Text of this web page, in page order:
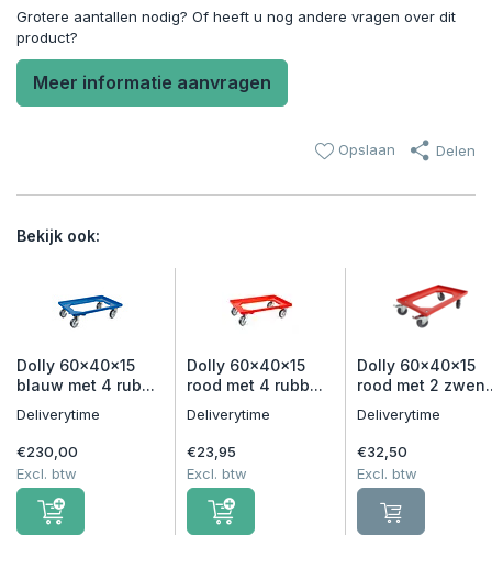
Grotere aantallen nodig? Of heeft u nog andere vragen over dit
product?
Meer informatie aanvragen
Opslaan Delen
Bekijk ook:
Dolly 60x40x15
blauw met 4 rub...
Deliverytime
€230,00
Excl. btw
Dolly 60x40x15
rood met 4 rubb...
Deliverytime
€23,95
Excl. btw
Dolly 60x40x15
rood met 2
Deliverytime
€32,50
Excl. btw